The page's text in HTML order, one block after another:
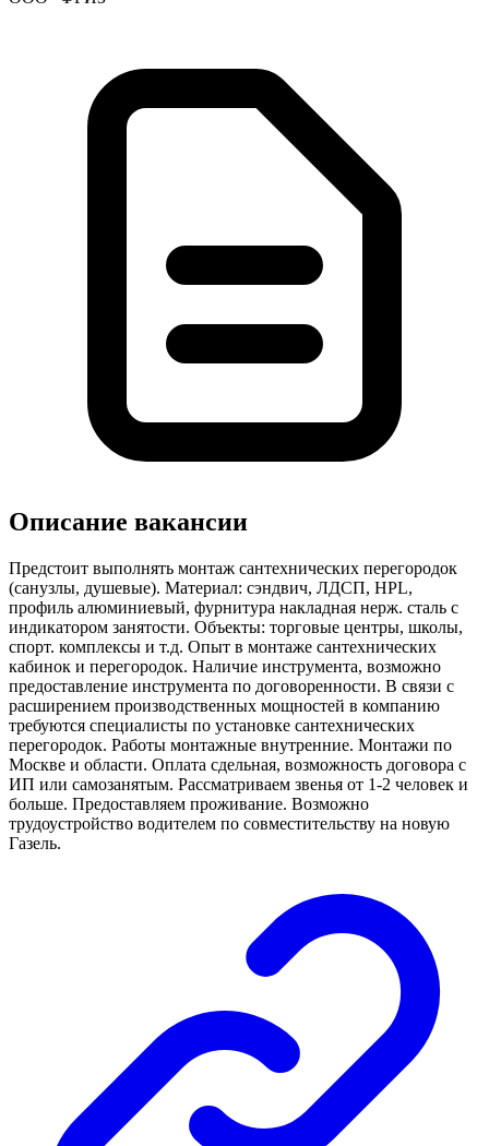
Описание вакансии
Предстоит выполнять монтаж сантехнических перегородок
(санузлы, душевые). Материал: сэндвич, ЛДСП, HPL,
профиль алюминиевый, фурнитура накладная нерж. сталь с
индикатором занятости. Объекты: торговые центры, школы,
спорт. комплексы и т.д. Опыт в монтаже сантехнических
кабинок и перегородок. Наличие инструмента, возможно
предоставление инструмента по договоренности. В связи с
расширением производственных мощностей в компанию
требуются специалисты по установке сантехнических
перегородок. Работы монтажные внутренние. Монтажи по
Москве и области. Оплата сдельная, возможность договора с
ИП или самозанятым. Рассматриваем звенья от 1-2 человек и
больше. Предоставляем проживание. Возможно
трудоустройство водителем по совместительству на новую
Газель.